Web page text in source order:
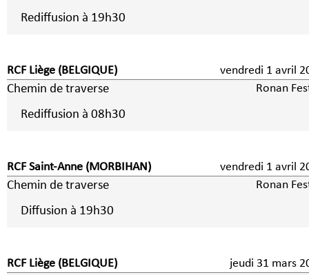
Rediffusion à 19h30
RCF Liège (BELGIQUE) vendredi 1
Chemin de traverse Ronan
Rediffusion à 08h30
RCF Saint-Anne (MORBIHAN) vendredi 1
Chemin de traverse Ronan
Diffusion à 19h30
RCF Liège (BELGIQUE) jeudi 31 mars